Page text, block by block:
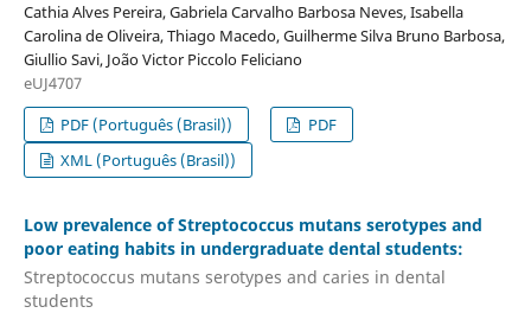
Cathia Alves Pereira, Gabriela Carvalho Barbosa Neves, Isabella
Carolina de Oliveira, Thiago Macedo, Guilherme Silva Bruno Barbosa,
Giullio Savi, João Victor Piccolo Feliciano
eUJ4707
PDF (Português (Brasil))
PDF
XML (Português (Brasil))
Low prevalence of Streptococcus mutans serotypes and
poor eating habits in undergraduate dental students:
Streptococcus mutans serotypes and caries in dental
students